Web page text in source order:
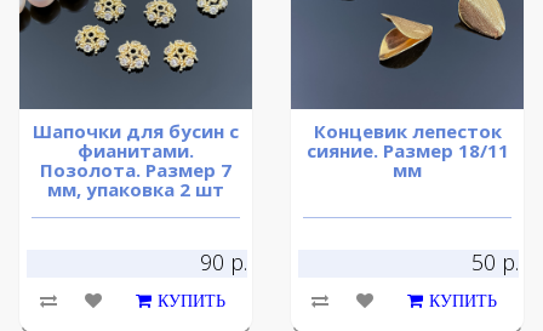
Шапочки для бусин с
фианитами.
Позолота. Размер 7
мм, упаковка 2 шт
90 р.
КУПИТЬ
Концевик лепесток
сияние. Размер 18/11
мм
50 р.
КУПИТЬ